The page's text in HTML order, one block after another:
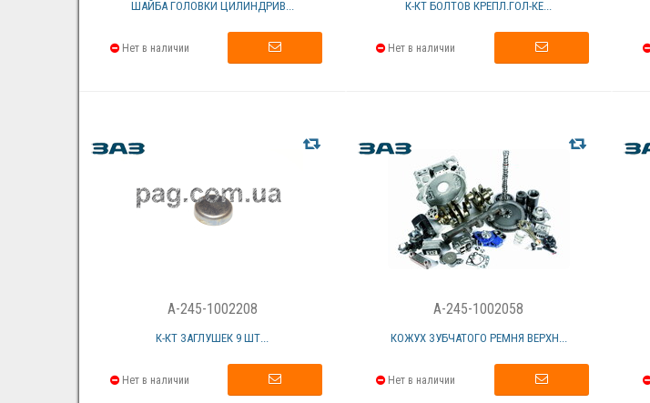
ШАЙБА ГОЛОВКИ ЦИЛИНДРИВ...
Нет в наличии
К-КТ БОЛТОВ КРЕПЛ.ГОЛ-КЕ...
Нет в наличии
A-245-1002208
К-КТ ЗАГЛУШЕК 9 ШТ...
Нет в наличии
A-245-1002058
КОЖУХ ЗУБЧАТОГО РЕМНЯ ВЕРХН...
Нет в наличии